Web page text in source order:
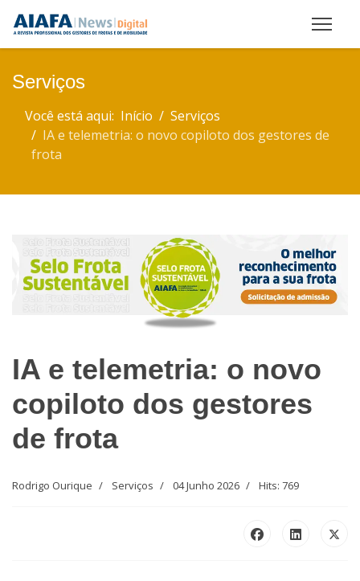
Serviços
Você está aqui: Início
Serviços
IA e telemetria: o novo copiloto dos gestores de
frota
IA e telemetria: o novo
copiloto dos gestores
de frota
Rodrigo Ourique Serviços 04 Junho 2026 Hits: 769